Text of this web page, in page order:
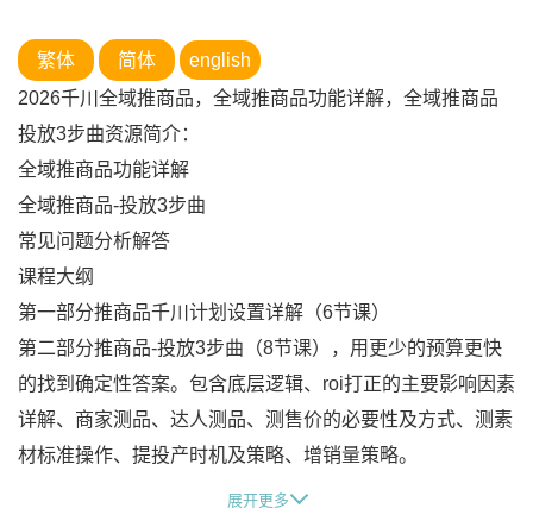
繁体 简体
english
2026千川全域推商品，全域推商品功能详解，全域推商品
投放3步曲资源简介：
全域推商品功能详解
全域推商品-投放3步曲
常见问题分析解答
课程大纲
第一部分推商品千川计划设置详解（6节课）
第二部分推商品-投放3步曲（8节课），用更少的预算更快
的找到确定性答案。包含底层逻辑、roi打正的主要影响因素
详解、商家测品、达人测品、测售价的必要性及方式、测素
材标准操作、提投产时机及策略、增销量策略。
第三部分全域推商品打品全流程（1节）
展开更多